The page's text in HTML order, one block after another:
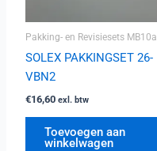
Pakking- en Revisiesets MB10a
SOLEX PAKKINGSET 26-
VBN2
€16,60 exl. btw
Toevoegen aan
winkelwagen